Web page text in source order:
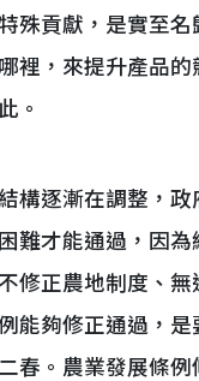
殊貢獻，是實至
裡，來提升產品
。
逐漸在調整，政
難才能通過，因
修正農地制度、無
能夠修正通過，
春。農業發展條